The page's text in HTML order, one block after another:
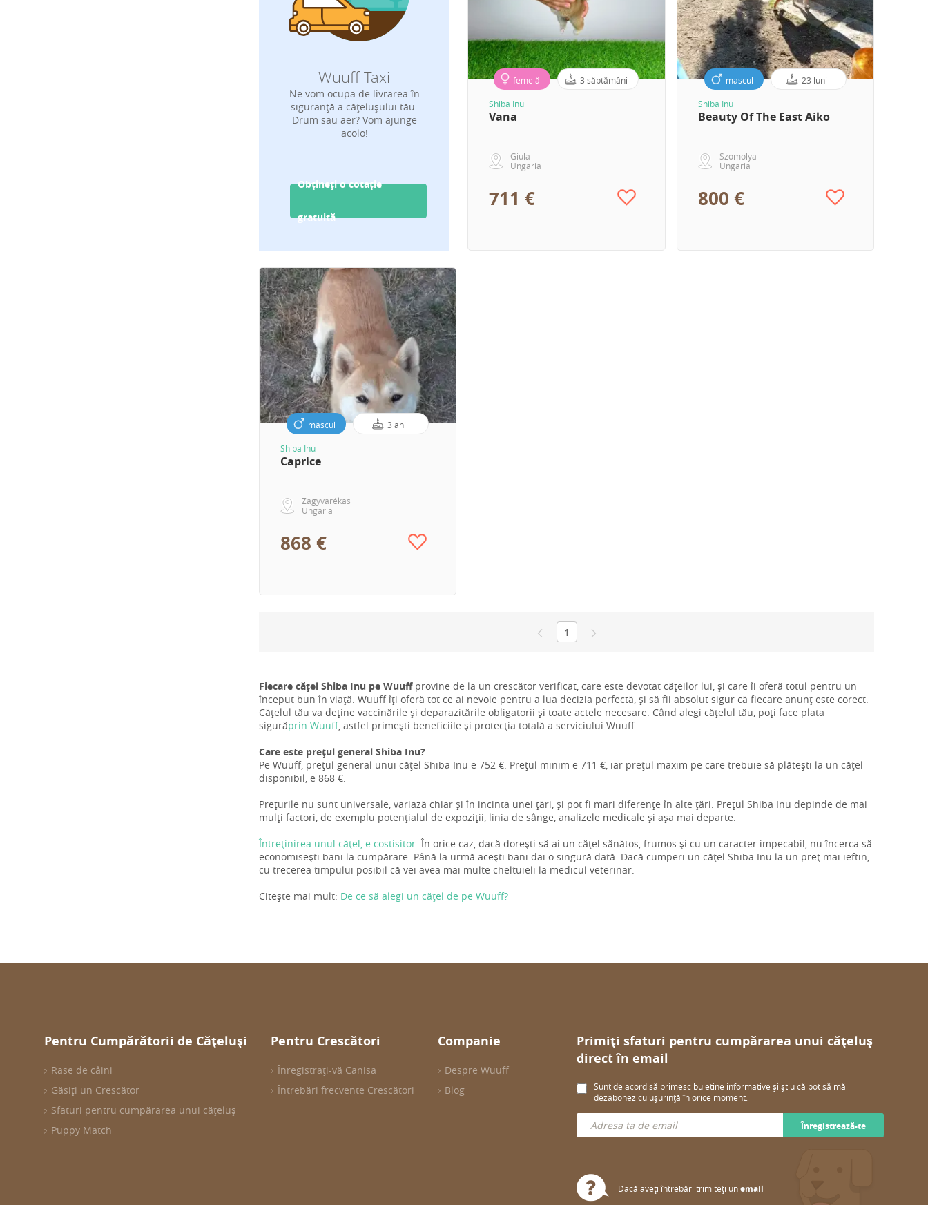
Wuuff Taxi
Ne vom ocupa de livrarea în
siguranță a cățelușului tău.
Drum sau aer? Vom ajunge
acolo!
Obțineți o cotație
gratuită
femelă 3 săptămâni
Shiba Inu
Vana
Giula
Ungaria
711 €
mascul 23 luni
Shiba Inu
Beauty Of The East Aiko
Szomolya
Ungaria
800 €
mascul 3 ani
Shiba Inu
Caprice
Zagyvarékas
Ungaria
868 €
1
Fiecare cățel Shiba Inu pe Wuuffprovine de la un crescător verificat, care este devotat cățeilor lui, și care îi oferă totul pentru un
început bun în viață. Wuuff îți oferă tot ce ai nevoie pentru a lua decizia perfectă, și să fii absolut sigur că fiecare anunț este corect.
Cățelul tău va deține vaccinările și deparazitările obligatorii și toate actele necesare. Când alegi cățelul tău, poți face plata
sigurăprin Wuuff, astfel primești beneficiile și protecția totală a serviciului Wuuff.
Care este prețul general Shiba Inu?
Pe Wuuff, prețul general unui cățel Shiba Inu e 752 €. Prețul minim e 711 €, iar prețul maxim pe care trebuie să plătești la un cățel
disponibil, e 868 €.
Prețurile nu sunt universale, variază chiar și în incinta unei țări, și pot fi mari diferențe în alte țări. Prețul Shiba Inu depinde de mai
mulți factori, de exemplu potențialul de expoziții, linia de sânge, analizele medicale și așa mai departe.
Întreținirea unul cățel, e costisitor. În orice caz, dacă dorești să ai un cățel sănătos, frumos și cu un caracter impecabil, nu încerca să
economisești bani la cumpărare. Până la urmă acești bani dai o singură dată. Dacă cumperi un cățel Shiba Inu la un preț mai ieftin,
cu trecerea timpului posibil că vei avea mai multe cheltuieli la medicul veterinar.
Citește mai mult: De ce să alegi un cățel de pe Wuuff?
Pentru Cumpărătorii de Cățeluși
Rase de câini
Găsiți un Crescător
Sfaturi pentru cumpărarea unui cățeluș
Puppy Match
Pentru Crescători
Înregistrați-vă Canisa
Întrebări frecvente Crescători
Companie
Despre Wuuff
Blog
Primiți sfaturi pentru cumpărarea unui cățeluș
direct în email
Sunt de acord să primesc buletine informative și știu că pot să mă
dezabonez cu ușurință în orice moment.
Înregistrează-te
Dacă aveți întrebări trimiteți unemail